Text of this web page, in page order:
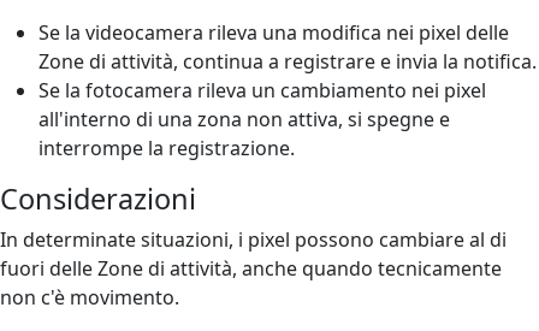
Se la videocamera rileva una modifica nei pixel delle
Zone di attività, continua a registrare e invia la notifica.
Se la fotocamera rileva un cambiamento nei pixel
all'interno di una zona non attiva, si spegne e
interrompe la registrazione.
Considerazioni
In determinate situazioni, i pixel possono cambiare al di
fuori delle Zone di attività, anche quando tecnicamente
non c'è movimento.